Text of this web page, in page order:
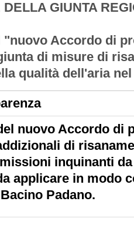
GIUNTA
"nuovo Accordo di
di misure di
qualità dell'aria
nuovo Accordo di
di
inquinanti
applicare in modo
Padano.